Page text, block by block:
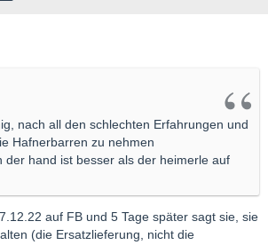
nach all den schlechten Erfahrungen und
Hafnerbarren zu nehmen
der hand ist besser als der heimerle auf
auf FB und 5 Tage später sagt sie, sie
(die Ersatzlieferung, nicht die